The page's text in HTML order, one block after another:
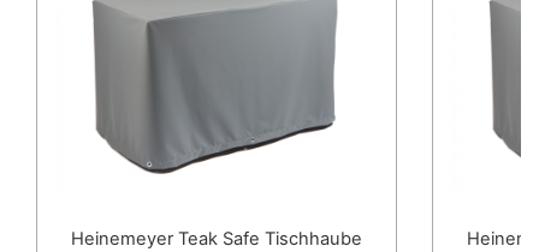
Heinemeyer Teak Safe Tischhaube